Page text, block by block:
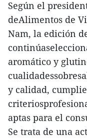
Según el
deAlimentos de
Nam, la edición
aromático y
y calidad,
aptas para el
Se trata de una